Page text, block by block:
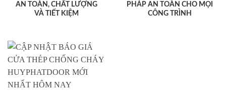
AN TOÀN, CHẤT LƯỢNG
VÀ TIẾT KIỆM
PHÁP AN TOÀN CHO MỌI
CÔNG TRÌNH